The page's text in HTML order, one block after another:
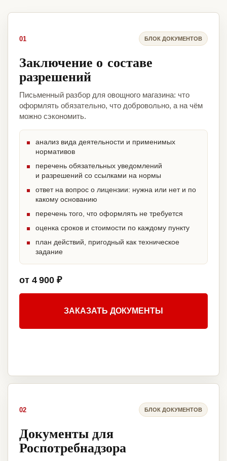
01 БЛОК ДОКУМЕНТОВ
Заключение о составе
разрешений
Письменный разбор для овощного магазина: что
оформлять обязательно, что добровольно, а на чём
можно сэкономить.
анализ вида деятельности и применимых
нормативов
перечень обязательных уведомлений
и разрешений со ссылками на нормы
ответ на вопрос о лицензии: нужна или нет и по
какому основанию
перечень того, что оформлять не требуется
оценка сроков и стоимости по каждому пункту
план действий, пригодный как техническое
задание
от 4 900 ₽
ЗАКАЗАТЬ ДОКУМЕНТЫ
02 БЛОК ДОКУМЕНТОВ
Документы для
Роспотребнадзора